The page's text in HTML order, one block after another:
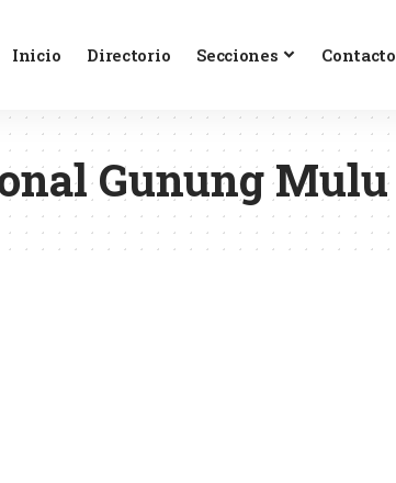
Inicio Directorio Secciones Contacto
Gunung Mulu